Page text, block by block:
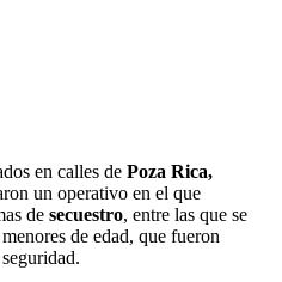
en calles de Poza Rica,
un operativo en el que
de secuestro, entre las que se
de edad, que fueron